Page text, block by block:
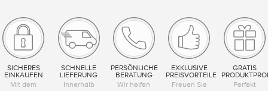
SICHERES
EINKAUFEN
Mit dem
SCHNELLE
LIEFERUNG
Innerhalb
PERSÖNLICHE
BERATUNG
Wir helfen
EXKLUSIVE
PREISVORTEILE
Freuen Sie
GRATIS
Perfekt